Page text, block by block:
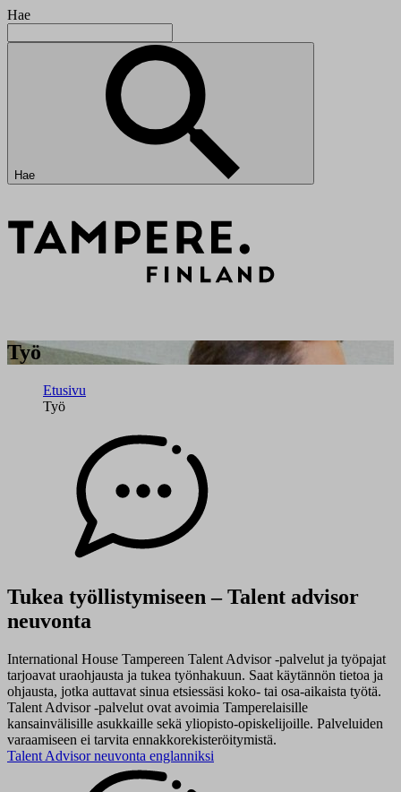
Hae
Hae
Työ
Etusivu
Työ
Tukea työllistymiseen – Talent advisor
neuvonta
International House Tampereen Talent Advisor -palvelut ja työpajat
tarjoavat uraohjausta ja tukea työnhakuun. Saat käytännön tietoa ja
ohjausta, jotka auttavat sinua etsiessäsi koko- tai osa-aikaista työtä.
Talent Advisor -palvelut ovat avoimia Tamperelaisille
kansainvälisille asukkaille sekä yliopisto-opiskelijoille. Palveluiden
varaamiseen ei tarvita ennakkorekisteröitymistä.
Talent Advisor neuvonta englanniksi